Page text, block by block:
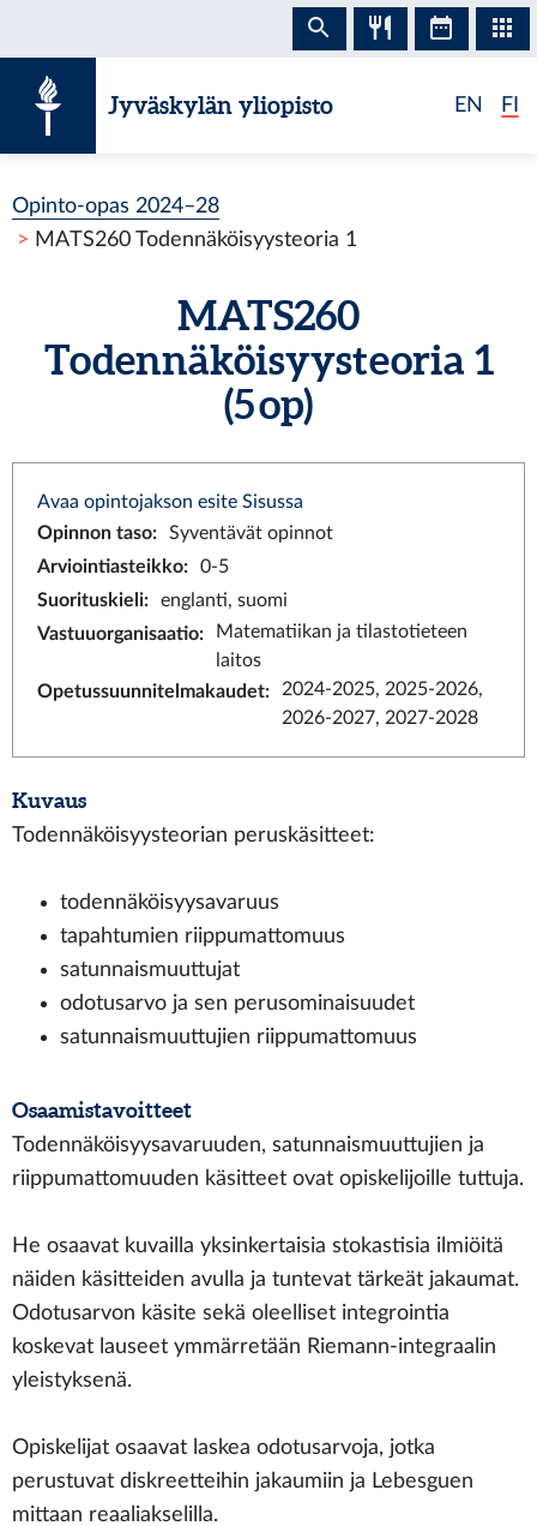
Jyväskylän yliopisto EN FI
Opinto-opas 2024–28
MATS260 Todennäköisyysteoria 1
MATS260
Todennäköisyysteoria 1
(5 op)
Avaa opintojakson esite Sisussa
Opinnon taso:
Syventävät opinnot
Arviointiasteikko:
0-5
Suorituskieli:
englanti, suomi
Vastuuorganisaatio:
Matematiikan ja tilastotieteen
laitos
Opetussuunnitelmakaudet:
2024-2025, 2025-2026,
2026-2027, 2027-2028
Kuvaus
Todennäköisyysteorian peruskäsitteet:
todennäköisyysavaruus
tapahtumien riippumattomuus
satunnaismuuttujat
odotusarvo ja sen perusominaisuudet
satunnaismuuttujien riippumattomuus
Osaamistavoitteet
Todennäköisyysavaruuden, satunnaismuuttujien ja
riippumattomuuden käsitteet ovat opiskelijoille tuttuja.
He osaavat kuvailla yksinkertaisia stokastisia ilmiöitä
näiden käsitteiden avulla ja tuntevat tärkeät jakaumat.
Odotusarvon käsite sekä oleelliset integrointia
koskevat lauseet ymmärretään Riemann-integraalin
yleistyksenä.
Opiskelijat osaavat laskea odotusarvoja, jotka
perustuvat diskreetteihin jakaumiin ja Lebesguen
mittaan reaaliakselilla.